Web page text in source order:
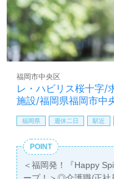
も遠慮なくお願いしま
医療/福祉業界の正社
護】＊求人情報収集、
LINE、メール、お電
料サービスをご利用い
あり！＞"転職支援"の
せお待ちしております。
レ・ハビリス桜十字/
施設/福岡県福岡市中
福岡市中央区
福岡県 週休二日 駅近
POINT
＜福岡発！『Happy